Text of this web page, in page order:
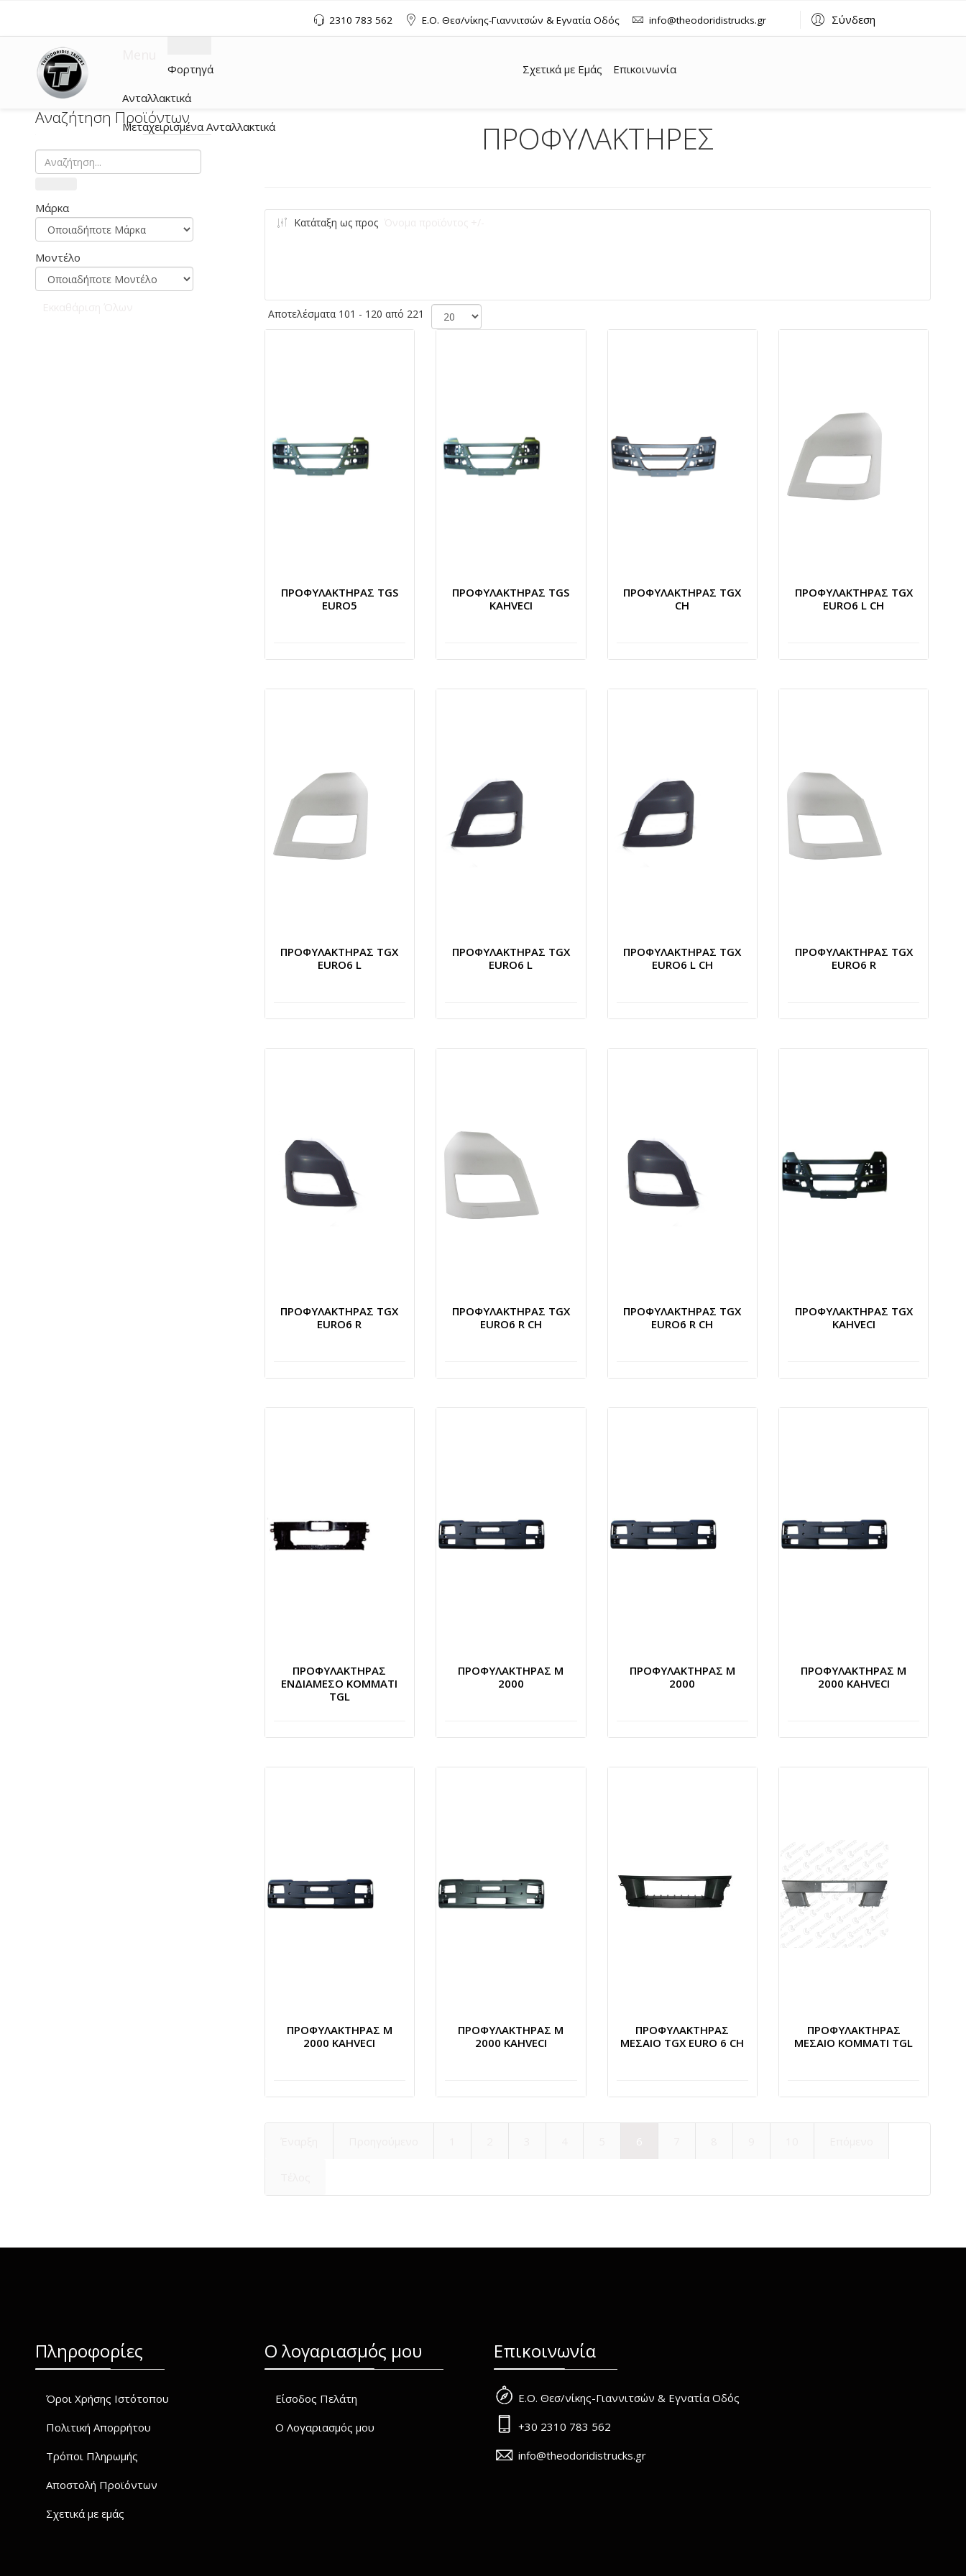
2310 783 562 Ε.Ο. Θεσ/νίκης-Γιαννιτσών & Εγνατία Οδός info@theodoridistrucks.gr Σύνδεση
Φορτηγά
Ανταλλακτικά
Μεταχειρισμένα Ανταλλακτικά
Σχετικά με Εμάς Επικοινωνία
Αναζήτηση Προϊόντων
Μάρκα
Μοντέλο
ΠΡΟΦΥΛΑΚΤΗΡΕΣ
Κατάταξη ως προς
Αποτελέσματα 101 - 120 από 221
ΠΡΟΦΥΛΑΚΤΗΡΑΣ TGS
EURO5
ΠΡΟΦΥΛΑΚΤΗΡΑΣ TGS
KAHVECI
ΠΡΟΦΥΛΑΚΤΗΡΑΣ TGX
CH
ΠΡΟΦΥΛΑΚΤΗΡΑΣ TGX
EURO6 L CH
ΠΡΟΦΥΛΑΚΤΗΡΑΣ TGX
EURO6 L
ΠΡΟΦΥΛΑΚΤΗΡΑΣ TGX
EURO6 L
ΠΡΟΦΥΛΑΚΤΗΡΑΣ TGX
EURO6 L CH
ΠΡΟΦΥΛΑΚΤΗΡΑΣ TGX
EURO6 R
ΠΡΟΦΥΛΑΚΤΗΡΑΣ TGX
EURO6 R
ΠΡΟΦΥΛΑΚΤΗΡΑΣ TGX
EURO6 R CH
ΠΡΟΦΥΛΑΚΤΗΡΑΣ TGX
EURO6 R CH
ΠΡΟΦΥΛΑΚΤΗΡΑΣ TGX
KAHVECI
ΠΡΟΦΥΛΑΚΤΗΡΑΣ
ΕΝΔΙΑΜΕΣΟ ΚΟΜΜΑΤΙ
TGL
ΠΡΟΦΥΛΑΚΤΗΡΑΣ Μ
2000
ΠΡΟΦΥΛΑΚΤΗΡΑΣ Μ
2000
ΠΡΟΦΥΛΑΚΤΗΡΑΣ Μ
2000 KAHVECI
ΠΡΟΦΥΛΑΚΤΗΡΑΣ Μ
2000 KAHVECI
ΠΡΟΦΥΛΑΚΤΗΡΑΣ Μ
2000 KAHVECI
ΠΡΟΦΥΛΑΚΤΗΡΑΣ
ΜΕΣΑΙΟ TGX EURO 6 CH
ΠΡΟΦΥΛΑΚΤΗΡΑΣ
ΜΕΣΑΙΟ ΚΟΜΜΑΤΙ TGL
Πληροφορίες
Όροι Χρήσης Ιστότοπου
Πολιτική Απορρήτου
Τρόποι Πληρωμής
Αποστολή Προϊόντων
Σχετικά με εμάς
O λογαριασμός μου
Είσοδος Πελάτη
Ο Λογαριασμός μου
Επικοινωνία
Ε.Ο. Θεσ/νίκης-Γιαννιτσών & Εγνατία Οδός
+30 2310 783 562
info@theodoridistrucks.gr